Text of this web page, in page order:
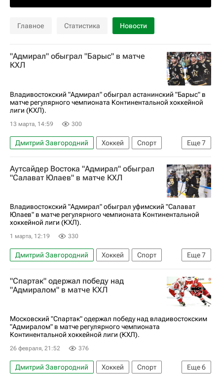
Главное Статистика Новости
"Адмирал" обыграл "Барыс" в матче
КХЛ
Владивостокский "Адмирал" обыграл астанинский "Барыс" в
матче регулярного чемпионата Континентальной хоккейной
лиги (КХЛ).
13 марта, 14:59 300
Еще7
Дмитрий Завгородний Хоккей
Спорт
Владивосток
Астана
Дмитрий Тимашов
Вячеслав Основин
Адмирал
Барыс
Аутсайдер Востока "Адмирал" обыграл
"Салават Юлаев" в матче КХЛ
Владивостокский "Адмирал" обыграл уфимский "Салават
Юлаев" в матче регулярного чемпионата Континентальной
хоккейной лиги (КХЛ).
1 марта, 12:19 330
Еще7
Дмитрий Завгородний Хоккей
Спорт
Владивосток
Аркадий Шестаков
Либор Шулак
Адмирал
Салават Юлаев
Анонсы и трансляции матчей
"Спартак" одержал победу над
"Адмиралом" в матче КХЛ
Московский "Спартак" одержал победу над владивостокским
"Адмиралом" в матче регулярного чемпионата
Континентальной хоккейной лиги (КХЛ).
26 февраля, 21:52 376
Еще6
Дмитрий Завгородний Хоккей
Спорт